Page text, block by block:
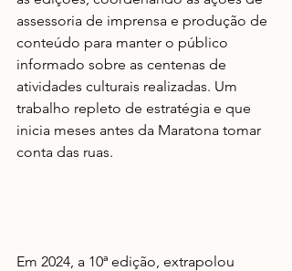
assessoria de imprensa e produção de
conteúdo para manter o público
informado sobre as centenas de
atividades culturais realizadas. Um
trabalho repleto de estratégia e que
inicia meses antes da Maratona tomar
conta das ruas.
Em 2024, a 10ª edição, extrapolou